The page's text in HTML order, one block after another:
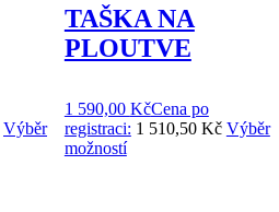
Výběr
TAŠKA NA
PLOUTVE
1 590,00 KčCena po
registraci: 1 510,50 Kč Výběr
možností